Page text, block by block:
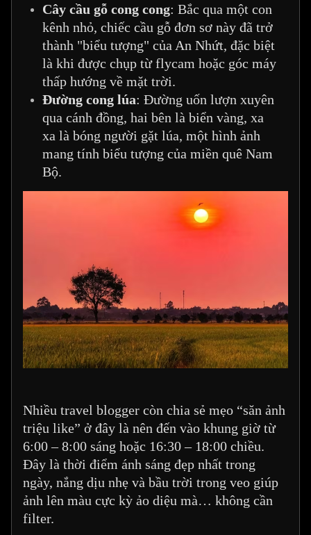
Cây cầu gỗ cong cong: Bắc qua một con
kênh nhỏ, chiếc cầu gỗ đơn sơ này đã trở
thành "biểu tượng" của An Nhứt, đặc biệt
là khi được chụp từ flycam hoặc góc máy
thấp hướng về mặt trời.
Đường cong lúa: Đường uốn lượn xuyên
qua cánh đồng, hai bên là biển vàng, xa
xa là bóng người gặt lúa, một hình ảnh
mang tính biểu tượng của miền quê Nam
Bộ.
Nhiều travel blogger còn chia sẻ mẹo “săn ảnh
triệu like” ở đây là nên đến vào khung giờ từ
6:00 – 8:00 sáng hoặc 16:30 – 18:00 chiều.
Đây là thời điểm ánh sáng đẹp nhất trong
ngày, nắng dịu nhẹ và bầu trời trong veo giúp
ảnh lên màu cực kỳ ảo diệu mà… không cần
filter.